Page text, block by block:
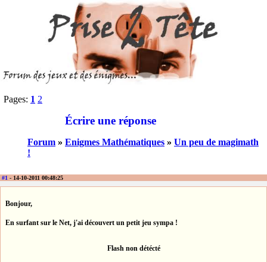
Pages: 1 2
Écrire une réponse
Forum » Enigmes Mathématiques » Un peu de magimath
!
#1 - 14-10-2011 00:48:25
Bonjour,
En surfant sur le Net, j'ai découvert un petit jeu sympa !
Flash non détécté